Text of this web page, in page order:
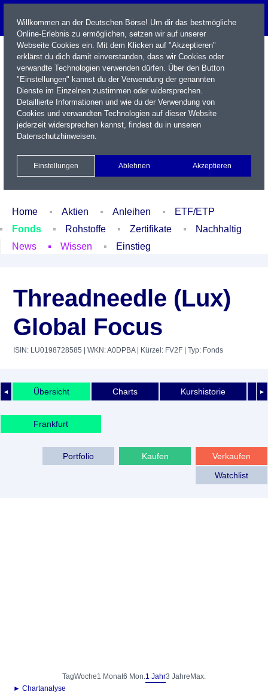
Name / WKN / ISIN / Kürzel
Xetra Realtime
Watchlist Portfolio Login
Home Aktien Anleihen
ETF/ETP
Fonds
Rohstoffe Zertifikate
Nachhaltig
News
Wissen Einstieg
Threadneedle (Lux)
Global Focus
ISIN: LU0198728585 | WKN: A0DPBA| Kürzel: FV2F | Typ: Fonds
◄ ►
Übersicht Charts Kurshistorie
Frankfurt
Verkaufen
Kaufen
Portfolio
Watchlist
TagWoche1 Monat6 Mon.1 Jahr3 Jahre Max.
► Chartanalyse
Willkommen an der Deutschen Börse! Um dir das bestmögliche
Online-Erlebnis zu ermöglichen, setzen wir auf unserer
Webseite Cookies ein. Mit dem Klicken auf "Akzeptieren"
erklärst du dich damit einverstanden, dass wir Cookies oder
verwandte Technologien verwenden dürfen. Über den Button
"Einstellungen" kannst du der Verwendung der genannten
Dienste im Einzelnen zustimmen oder widersprechen.
Detaillierte Informationen und wie du der Verwendung von
Cookies und verwandten Technologien auf dieser Website
jederzeit widersprechen kannst, findest du in unseren
Datenschutzhinweisen.
Einstellungen Ablehnen Akzeptieren